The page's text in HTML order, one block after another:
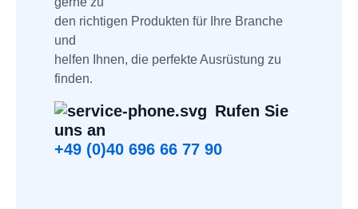
den richtigen Produkten für Ihre Branche
und
helfen Ihnen, die perfekte Ausrüstung zu
finden.
Rufen Sie
uns an
+49 (0)40 696 66 77 90